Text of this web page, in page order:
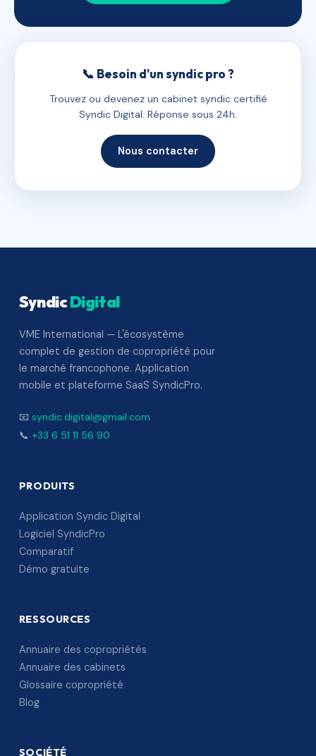
📞 Besoin d'un syndic pro ?
Trouvez ou devenez un cabinet syndic certifié
Syndic Digital. Réponse sous 24h.
Nous contacter
SyndicDigital
VME International — L'écosystème
complet de gestion de copropriété pour
le marché francophone. Application
mobile et plateforme SaaS SyndicPro.
📧 syndic.digital@gmail.com
📞 +33 6 51 11 56 90
PRODUITS
Application Syndic Digital
Logiciel SyndicPro
Comparatif
Démo gratuite
RESSOURCES
Annuaire des copropriétés
Annuaire des cabinets
Glossaire copropriété
Blog
SOCIÉTÉ